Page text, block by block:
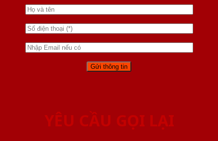
YÊU CẦU GỌI LẠI